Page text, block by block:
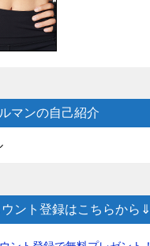
マンの自己紹介
ント登録はこちらから⇓